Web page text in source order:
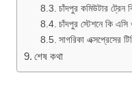
চাঁদপুর কমিউটার ট্রেন
চাঁদপুর স্টেশনে কি
সাগরিকা এক্সপ্রেসের
শেষ কথা